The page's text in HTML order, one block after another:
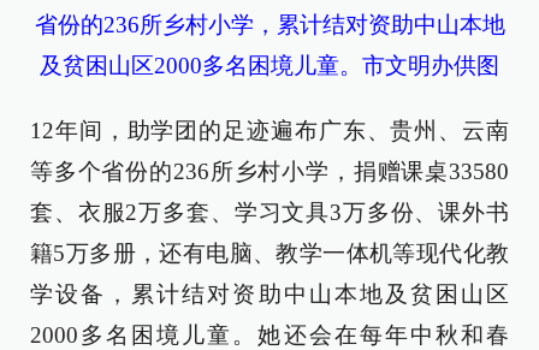
省份的236所乡村小学，累计结对资助中山本地
及贫困山区2000多名困境儿童。市文明办供图
12年间，助学团的足迹遍布广东、贵州、云南
等多个省份的236所乡村小学，捐赠课桌33580
套、衣服2万多套、学习文具3万多份、课外书
籍5万多册，还有电脑、教学一体机等现代化教
学设备，累计结对资助中山本地及贫困山区
2000多名困境儿童。她还会在每年中秋和春